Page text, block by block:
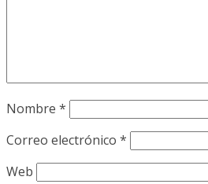
Nombre *
Correo electrónico *
Web